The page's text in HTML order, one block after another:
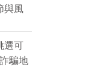
與風
選可
騙地